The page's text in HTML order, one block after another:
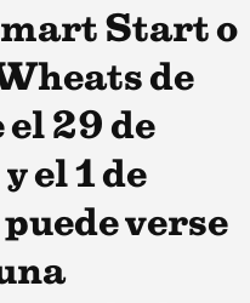
Start o
de
el 29 de
el 1 de
verse